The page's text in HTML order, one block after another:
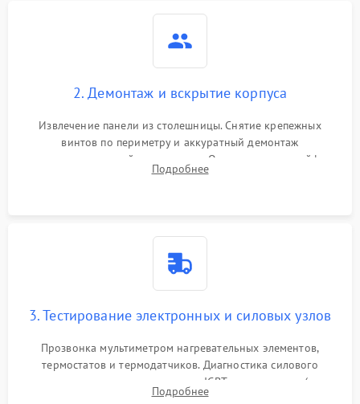
2. Демонтаж и вскрытие корпуса
Извлечение панели из столешницы. Снятие крепежных
винтов по периметру и аккуратный демонтаж
стеклокерамической поверхности. Отсоединение шлейфов
сенсорного блока для доступа к силовым платам, катушкам
Подробнее
3. Тестирование электронных и силовых узлов
Прозвонка мультиметром нагревательных элементов,
термостатов и термодатчиков. Диагностика силового
модуля, реле, диодных мостов и IGBT-транзисторов (для
индукции). Проверка кранов и газ-контроля (для газовых
Подробнее